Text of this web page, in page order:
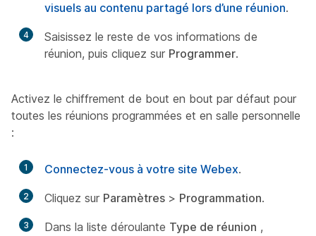
visuels au contenu partagé lors d’une réunion.
4
Saisissez le reste de vos informations de
réunion, puis cliquez sur Programmer.
Activez le chiffrement de bout en bout par défaut pour
toutes les réunions programmées et en salle personnelle
:
1 Connectez-vous à votre site Webex.
2 Cliquez sur Paramètres > Programmation.
3 Dans la liste déroulante Type de réunion ,